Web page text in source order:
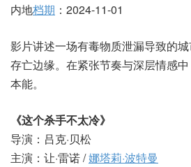
内地档期 ：2024-11-01
影片讲述一场有毒物质泄漏导致的
存亡边缘。在紧张节奏与深层情感
本能。
《这个杀手不太冷》
导演：吕克·贝松
主演：让·雷诺 /娜塔莉·波特曼